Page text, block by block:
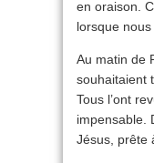
en oraison.
lorsque
Au matin de
souhaitaient
Tous l’ont
impensable.
Jésus, prête